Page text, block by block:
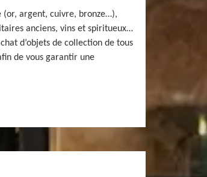
(or, argent, cuivre, bronze…),
anciens, vins et spiritueux…
d’objets de collection de tous
de vous garantir une